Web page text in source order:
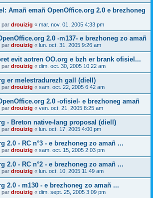
Amañ emañ OpenOffice.org 2.0 e brezhoneg
par drouizig « mar. nov. 01, 2005 4:33 pm
2.0 -m137- e brezhoneg zo amañ
par drouizig « lun. oct. 31, 2005 9:26 am
evit aotren OO.org e bzh er brank ofisiel...
par drouizig « dim. oct. 30, 2005 10:22 am
er melestradurezh gall (diell)
par drouizig « sam. oct. 22, 2005 6:42 am
2.0 -ofisiel- e brezhoneg amañ
par drouizig « ven. oct. 21, 2005 8:25 am
- Breton native-lang proposal (diell)
par drouizig « lun. oct. 17, 2005 4:00 pm
2.0 - RC n°3 - e brezhoneg zo amañ ...
par drouizig « sam. oct. 15, 2005 2:03 pm
2.0 - RC n°2 - e brezhoneg zo amañ ...
par drouizig « lun. oct. 10, 2005 11:49 am
2.0 - m130 - e brezhoneg zo amañ ...
par drouizig « dim. sept. 25, 2005 3:09 pm